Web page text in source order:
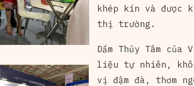
khép kín và được
thị trường.
Dấm Thủy Tâm
liệu tự nhiên,
vị đậm đà, thơm